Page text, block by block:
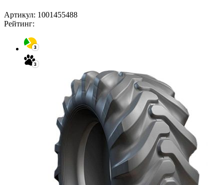
Артикул: 1001455488
Рейтинг: